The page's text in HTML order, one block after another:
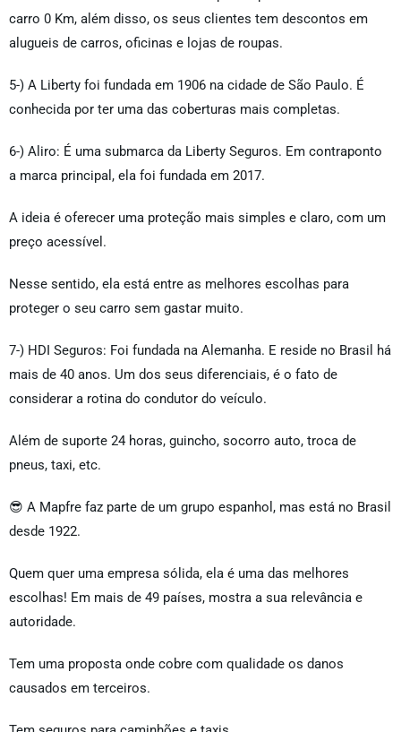
carro 0 Km, além disso, os seus clientes tem descontos em
alugueis de carros, oficinas e lojas de roupas.
5-) A Liberty foi fundada em 1906 na cidade de São Paulo. É
conhecida por ter uma das coberturas mais completas.
6-) Aliro: É uma submarca da Liberty Seguros. Em contraponto
a marca principal, ela foi fundada em 2017.
A ideia é oferecer uma proteção mais simples e claro, com um
preço acessível.
Nesse sentido, ela está entre as melhores escolhas para
proteger o seu carro sem gastar muito.
7-) HDI Seguros: Foi fundada na Alemanha. E reside no Brasil há
mais de 40 anos. Um dos seus diferenciais, é o fato de
considerar a rotina do condutor do veículo.
Além de suporte 24 horas, guincho, socorro auto, troca de
pneus, taxi, etc.
😎 A Mapfre faz parte de um grupo espanhol, mas está no Brasil
desde 1922.
Quem quer uma empresa sólida, ela é uma das melhores
escolhas! Em mais de 49 países, mostra a sua relevância e
autoridade.
Tem uma proposta onde cobre com qualidade os danos
causados em terceiros.